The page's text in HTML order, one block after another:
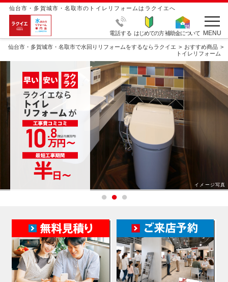
仙台市・多賀城市・名取市のトイレリフォームはラクイエへ
電話する はじめての方補助金について MENU
仙台市・多賀城市・名取市で水回りリフォームをするならラクイエ
おすすめ商品
トイレリフォーム
イメージ写真